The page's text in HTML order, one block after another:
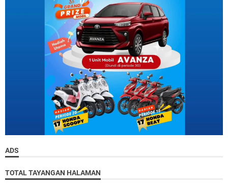
ADS
TOTAL TAYANGAN HALAMAN